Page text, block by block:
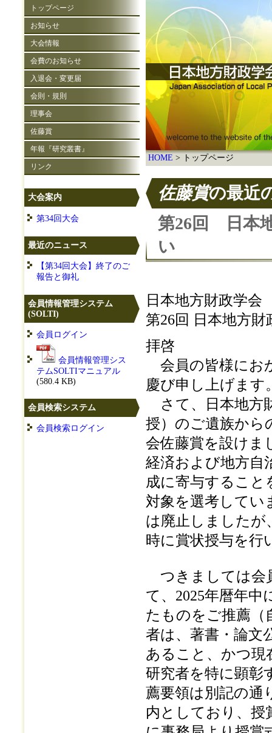
HOME トップページ
佐藤賞の最近
第26回 日本
い
日本地方財政学
第26回 日本地方
拝啓
会員の皆様にお
慶び申し上げます
さて、日本地方
授）のご遺族から
会佐藤賞を設けま
経済および地方自
成に寄与すること
対象を選考してい
は廃止しましたが
時に賞状授与を行
つきましては会
て、2025年暦年
たものをご推薦（
者は、著書・論文
あること、かつ現
研究者を特に顕彰
薦要領は別記の通
内としており、授
トップページ
お知らせ
大会情報
会費のお知らせ
入退会・変更届
会則・規則
理事会
佐藤賞
年報『研究叢書』
リンク
大会案内
第34回大会
最近のニュース
【第34回大会】終了のご
報告と御礼
会員情報管理システム
(SOLTI)
会員ログイン
会員情報管理シス
テムSOLTIマニュアル
(580.4 KB)
会員検索システム
会員検索ログイン